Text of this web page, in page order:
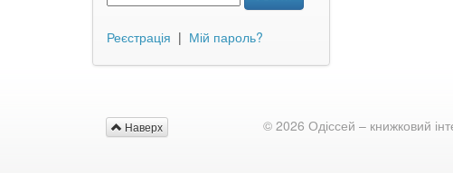
Реєстрація | Мій пароль?
Наверх © 2026 Одіссей – книжковий